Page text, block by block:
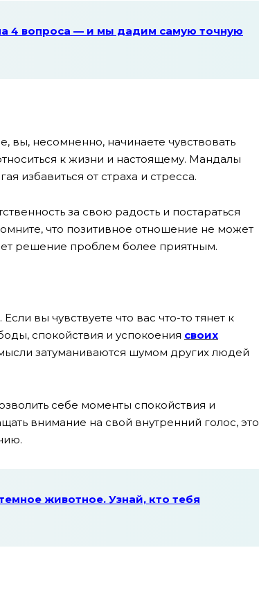
4 вопроса — и мы дадим самую точную
вы, несомненно, начинаете чувствовать
к жизни и настоящему. Мандалы
избавиться от страха и стресса.
за свою радость и постараться
что позитивное отношение не может
решение проблем более приятным.
вы чувствуете что вас что-то тянет к
спокойствия и успокоения своих
затуманиваются шумом других людей
себе моменты спокойствия и
внимание на свой внутренний голос, это
животное. Узнай, кто тебя